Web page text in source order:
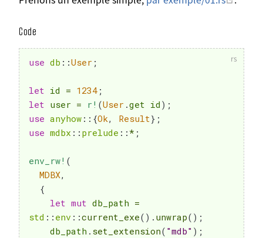
Code
use db ::User ;
let id = 1234 ;
let user = r! (User .get id ) ;
use anyhow :: {Ok, Result } ;
use mdbx :: prelude :: * ;
env_rw! (
MDBX,
{
let mut db_path =
std :: env ::current_exe( ) . unwrap( ) ;
    db_path
. set_extension( "mdb" ) ;